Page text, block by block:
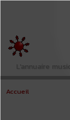
L'annuaire
Accueil